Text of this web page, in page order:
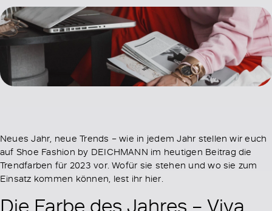
Neues Jahr, neue Trends – wie in jedem Jahr stellen wir euch
auf Shoe Fashion by DEICHMANN im heutigen Beitrag die
Trendfarben für 2023 vor. Wofür sie stehen und wo sie zum
Einsatz kommen können, lest ihr hier.
Die Farbe des Jahres – Viva